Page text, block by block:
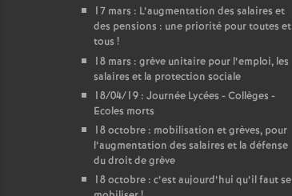
17 mars : L’augmentation des salaires et
des pensions : une priorité pour toutes et
tous !
18 mars : grève unitaire pour l’emploi, les
salaires et la protection sociale
18/04/19 : Journée Lycées - Collèges -
Ecoles morts
18 octobre : mobilisation et grèves, pour
l’augmentation des salaires et la défense
du droit de grève
18 octobre : c’est aujourd’hui qu’il faut se